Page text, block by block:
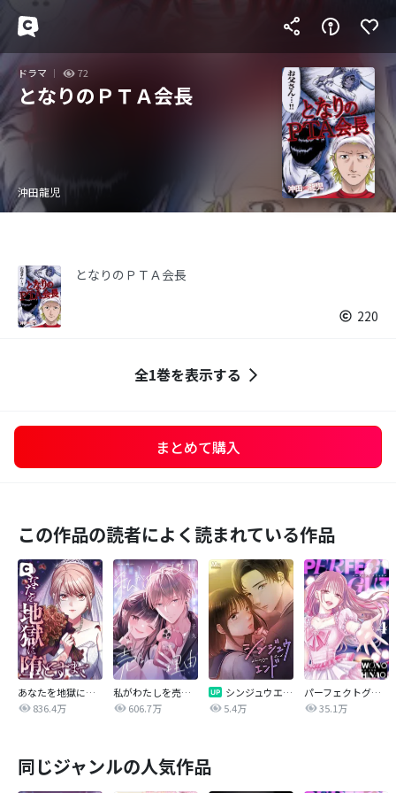
ドラマ 72
となりのＰＴＡ会長
沖田龍児
となりのＰＴＡ会長
220
全1巻を表示する
まとめて購入
この作品の読者によく読まれている作品
あなたを地獄に堕とすまで
836.4万
私がわたしを売る理由
606.7万
シンジュウエンド【タテヨミ】
5.4万
パーフェクトグリッター
35.1万
同じジャンルの人気作品